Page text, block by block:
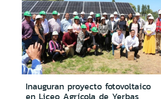
Inauguran proyecto fotovoltaico